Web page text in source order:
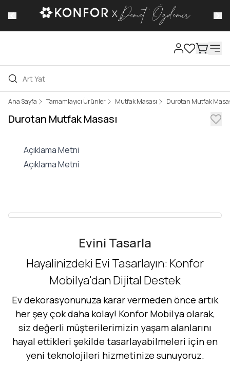
Ana Sayfa Tamamlayıcı Ürünler Mutfak Masası Durotan Mutfak
Durotan Mutfak Masası
Açıklama Metni
Açıklama Metni
Evini Tasarla
Hayalinizdeki Evi Tasarlayın: Konfor
Mobilya'dan Dijital Destek
Ev dekorasyonunuza karar vermeden önce artık
her şey çok daha kolay! Konfor Mobilya olarak,
siz değerli müşterilerimizin yaşam alanlarını
hayal ettikleri şekilde tasarlayabilmeleri için en
yeni teknolojileri hizmetinize sunuyoruz.